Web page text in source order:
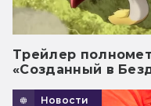
Трейлер
«Созданный в
Новости